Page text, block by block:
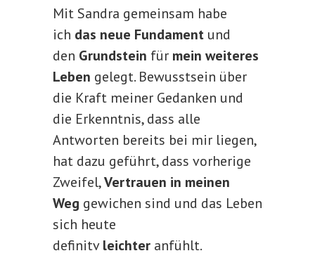
Mit Sandra gemeinsam habe
ich das neue Fundament und
den Grundstein für mein weiteres
Leben gelegt. Bewusstsein über
die Kraft meiner Gedanken und
die Erkenntnis, dass alle
Antworten bereits bei mir liegen,
hat dazu geführt, dass vorherige
Zweifel, Vertrauen in meinen
Weg gewichen sind und das Leben
sich heute
definitv leichter anfühlt.